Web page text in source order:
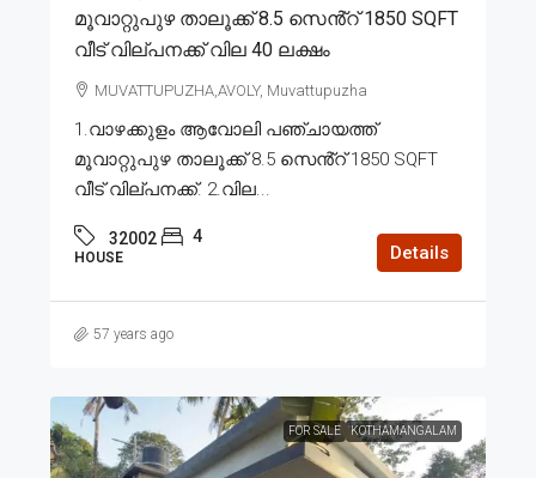
മൂവാറ്റുപുഴ താലൂക്ക് 8.5 സെൻ്റ് 1850 SQFT
വീട് വില്പനക്ക് വില 40 ലക്ഷം
MUVATTUPUZHA,AVOLY, Muvattupuzha
1.വാഴക്കുളം ആവോലി പഞ്ചായത്ത്
മൂവാറ്റുപുഴ താലൂക്ക് 8.5 സെൻ്റ് 1850 SQFT
വീട് വില്പനക്ക്. 2.വില...
32002 4
HOUSE Details
57 years ago
FOR SALE KOTHAMANGALAM